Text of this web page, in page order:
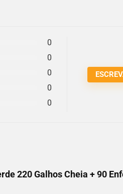
0
0
0
0
0
220 Galhos Cheia + 90